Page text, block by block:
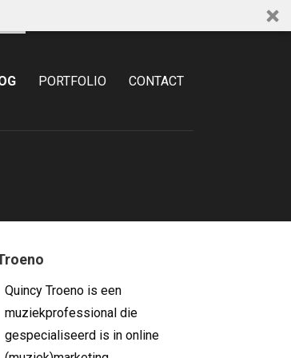
PORTFOLIO CONTACT
Quincy Troeno is een
muziekprofessional die
gespecialiseerd is in online